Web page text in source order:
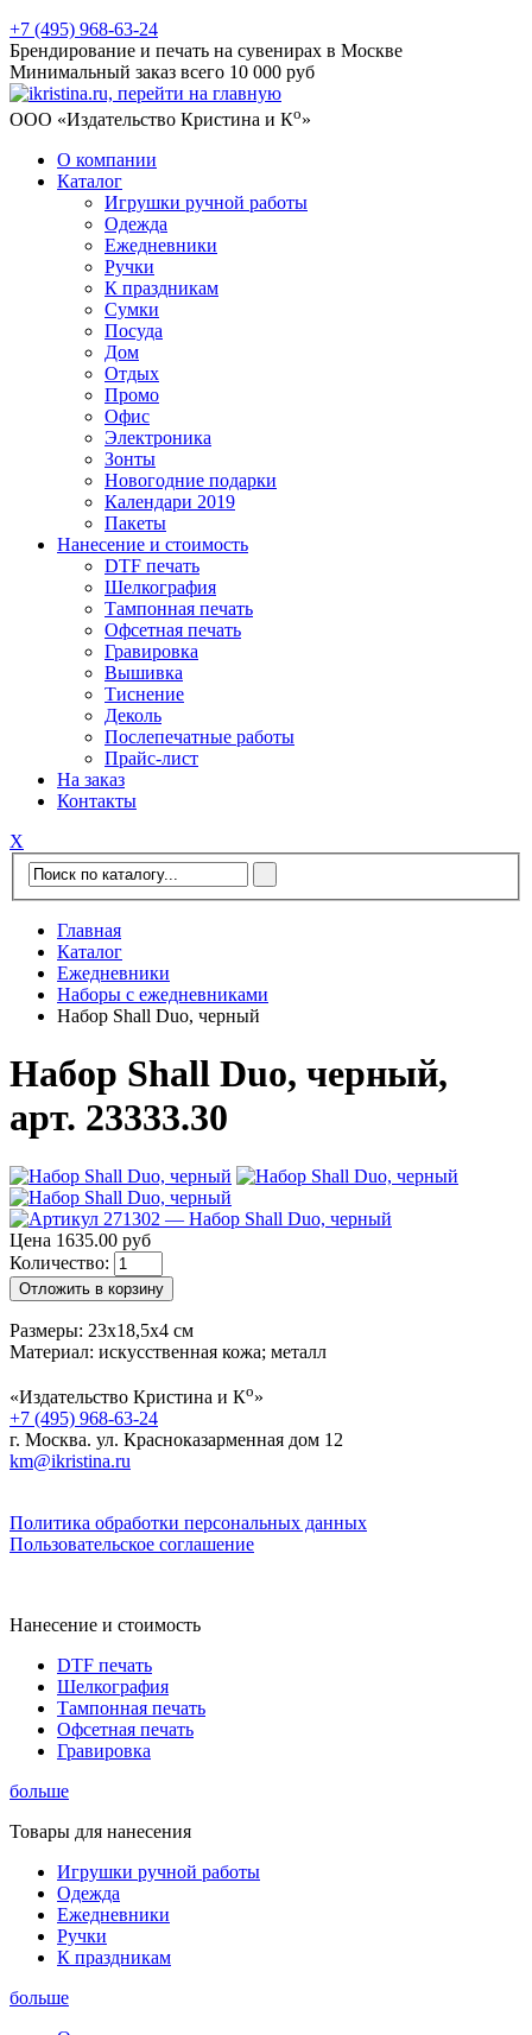
+7 (495) 968-63-24
Брендирование и печать на сувенирах в Москве
Минимальный заказ всего 10 000 руб
ООО «Издательство Кристина и Ко»
О компании
Каталог
Игрушки ручной работы
Одежда
Ежедневники
Ручки
К праздникам
Сумки
Посуда
Дом
Отдых
Промо
Офис
Электроника
Зонты
Новогодние подарки
Календари 2019
Пакеты
Нанесение и стоимость
DTF печать
Шелкография
Тампонная печать
Офсетная печать
Гравировка
Вышивка
Тиснение
Деколь
Послепечатные работы
Прайс-лист
На заказ
Контакты
Х
Главная
Каталог
Ежедневники
Наборы с ежедневниками
Набор Shall Duo, черный
Набор Shall Duo, черный,
арт. 23333.30
Цена 1635.00 руб
Количество:
Отложить в корзину
Размеры: 23х18,5х4 см
Материал: искусственная кожа; металл
«Издательство Кристина и Ко»
+7 (495) 968-63-24
г. Москва. ул. Красноказарменная дом 12
km@ikristina.ru
Политика обработки персональных данных
Пользовательское соглашение
Нанесение и стоимость
DTF печать
Шелкография
Тампонная печать
Офсетная печать
Гравировка
больше
Товары для нанесения
Игрушки ручной работы
Одежда
Ежедневники
Ручки
К праздникам
больше